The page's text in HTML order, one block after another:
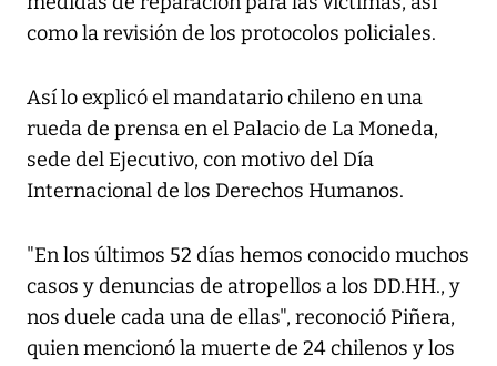
como la revisión de los protocolos policiales.
Así lo explicó el mandatario chileno en una
rueda de prensa en el Palacio de La Moneda,
sede del Ejecutivo, con motivo del Día
Internacional de los Derechos Humanos.
"En los últimos 52 días hemos conocido muchos
casos y denuncias de atropellos a los DD.HH., y
nos duele cada una de ellas", reconoció Piñera,
quien mencionó la muerte de 24 chilenos y los